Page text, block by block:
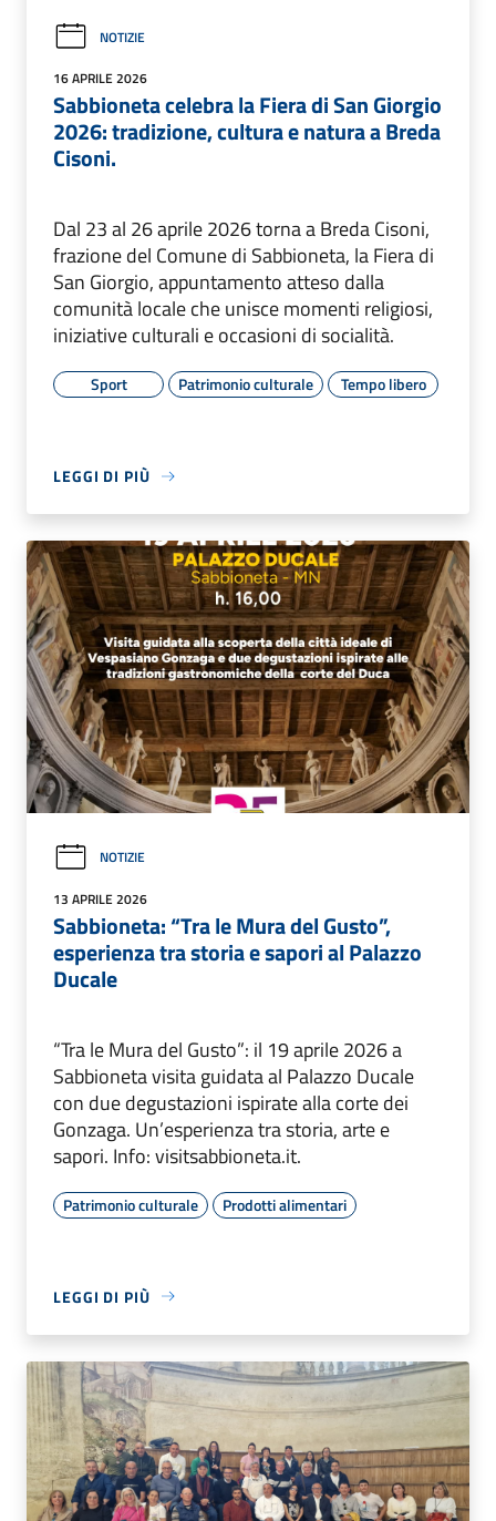
NOTIZIE
16 APRILE 2026
Sabbioneta celebra la Fiera di San Giorgio
2026: tradizione, cultura e natura a Breda
Cisoni.
Dal 23 al 26 aprile 2026 torna a Breda Cisoni,
frazione del Comune di Sabbioneta, la Fiera di
San Giorgio, appuntamento atteso dalla
comunità locale che unisce momenti religiosi,
iniziative culturali e occasioni di socialità.
Sport Patrimonio culturale Tempo libero
LEGGI DI PIÙ
NOTIZIE
13 APRILE 2026
Sabbioneta: “Tra le Mura del Gusto”,
esperienza tra storia e sapori al Palazzo
Ducale
“Tra le Mura del Gusto”: il 19 aprile 2026 a
Sabbioneta visita guidata al Palazzo Ducale
con due degustazioni ispirate alla corte dei
Gonzaga. Un’esperienza tra storia, arte e
sapori. Info: visitsabbioneta.it.
Patrimonio culturale Prodotti alimentari
LEGGI DI PIÙ